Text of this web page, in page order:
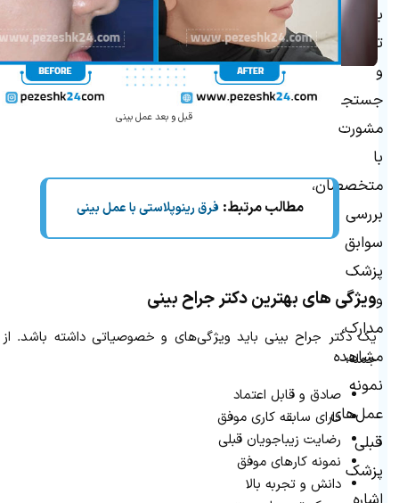
به
تحقیق
و
جستجو،
مشورت
با
متخصصان،
بررسی
سوابق
پزشک
و
مدارک،
مشاهده
نمونه
عمل‌های
قبلی
پزشک
قبل و بعد عمل بینی
مطالب مرتبط: فرق رینوپلاستی با عمل بینی
ویژگی های بهترین دکتر جراح بینی
یک دکتر جراح بینی باید ویژگی‌های و خصوصیاتی داشته باشد. از
جمله:
صادق و قابل اعتماد
دارای سابقه کاری موفق
رضایت زیباجویان قبلی
نمونه کارهای موفق
دانش و تجربه بالا